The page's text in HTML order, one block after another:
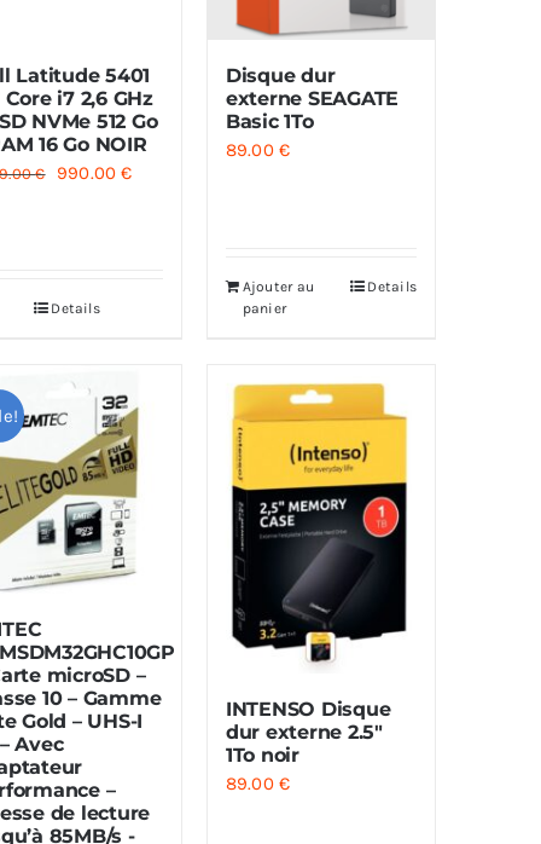
Latitude 5401
Core i7 2,6 GHz
NVMe 512 Go
16 Go NOIR
€
Le
2379.00 €.
990.00€Le
Details
Disque dur
externe SEAGATE
Basic 1To
89.00€
Ajouter au
panier
Details
microSD –
10 – Gamme
Gold – UHS-I
Avec
–
de lecture
85MB/s -
INTENSO Disque
dur externe 2.5″
1To noir
89.00€